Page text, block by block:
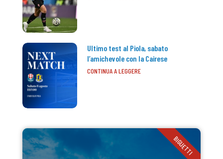
Ultimo test al Piola, sabato
l’amichevole con la Cairese
CONTINUA A LEGGERE
BIGLIETTI